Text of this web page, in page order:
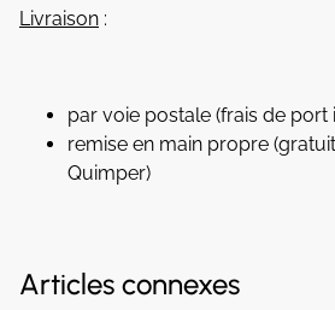
Livraison :
par voie postale (frais de port
remise en main propre
Quimper)
Articles connexes